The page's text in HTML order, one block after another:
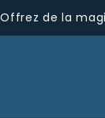
de la